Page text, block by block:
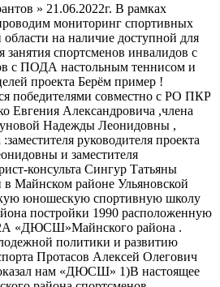
» 21.06.2022г. В рамках
мониторинг спортивных
на наличие доступной для
занятия спортсменов инвалидов с
с ПОДА настольным теннисом и
проекта Берём пример !
победителями совместно с РО ПКР
Евгения Александровича ,члена
Надежды Леонидовны ,
руководителя проекта
и заместителя
консульта Сингур Татьяны
Майнском районе Ульяновской
юношескую спортивную школу
постройки 1990 расположенную
2А «ДЮСШ»Майнского района .
политики и развитию
Протасов Алексей Олегович
нам «ДЮСШ» 1)В настоящее